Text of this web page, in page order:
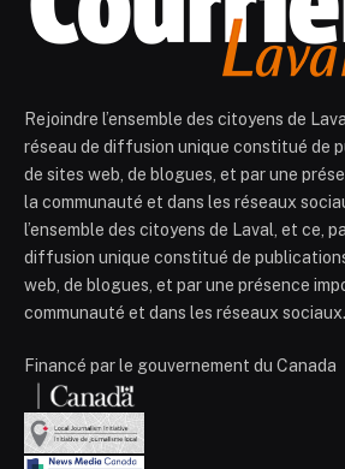
Rejoindre l’ensemble des citoyens de
réseau de diffusion unique constitué de
de sites web, de blogues, et par une
la communauté et dans les réseaux
l’ensemble des citoyens de Laval, et ce,
diffusion unique constitué de
web, de blogues, et par une présence
communauté et dans les réseaux sociaux.
Financé par le gouvernement du Canada